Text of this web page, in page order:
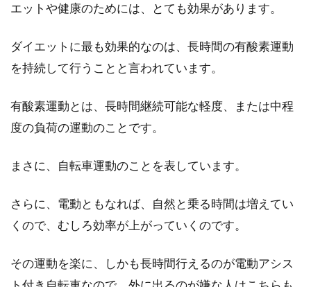
エットや健康のためには、とても効果があります。
ダイエットに最も効果的なのは、長時間の有酸素運動
を持続して行うことと言われています。
有酸素運動とは、長時間継続可能な軽度、または中程
度の負荷の運動のことです。
まさに、自転車運動のことを表しています。
さらに、電動ともなれば、自然と乗る時間は増えてい
くので、むしろ効率が上がっていくのです。
その運動を楽に、しかも長時間行えるのが電動アシス